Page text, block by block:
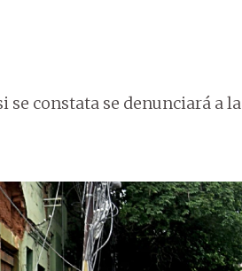
se constata se denunciará a la